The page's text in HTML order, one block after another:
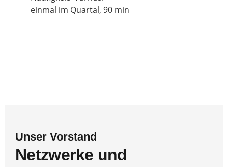
einmal im Quartal, 90 min
Unser Vorstand
Netzwerke und